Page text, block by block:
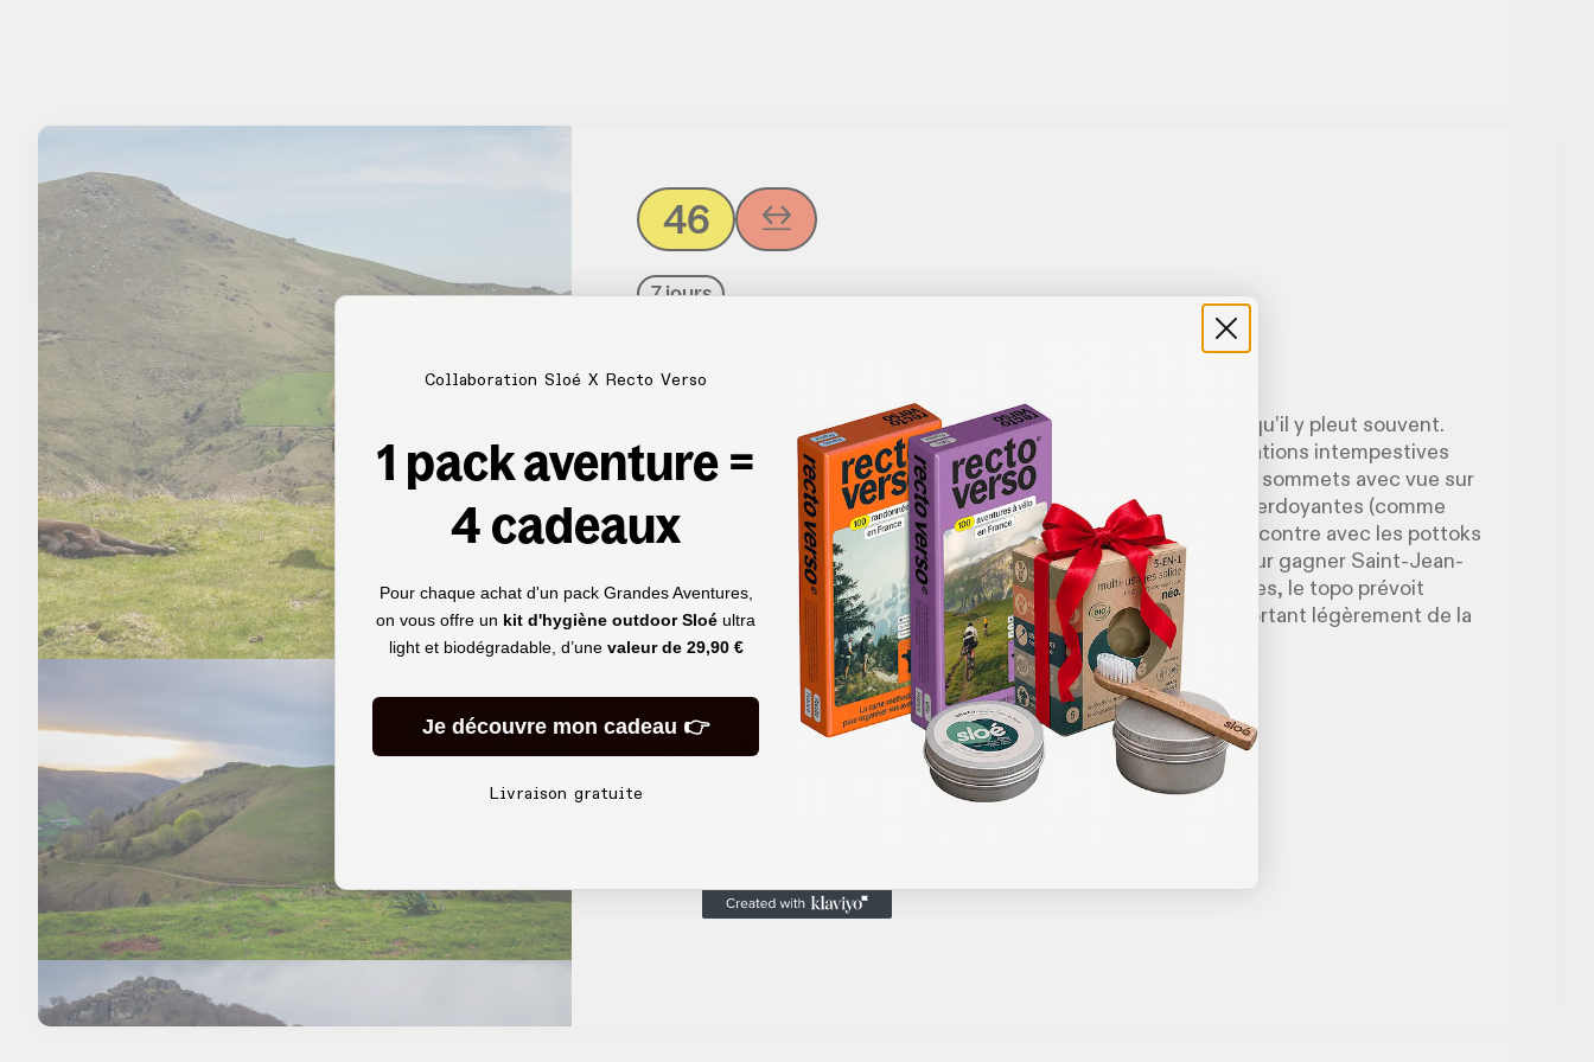
46
7 jours
Cape de pluie obligatoire ! Si le Pays basque est vert, c’est parce qu’il y pleut souvent.
Mais un bon équipement suffira à vous mettre à l’abri des précipitations intempestives
pour profiter des beautés de l’itinéraire : villages blancs et rouges, sommets avec vue sur
l’océan, vrais sentiers de montagne (parfois vertigineux), vallées verdoyantes (comme
celles des Aldudes, en dehors des sentiers battus), ou encore rencontre avec les pottoks
(prononcez « potioks »), ces chevaux basques un peu hirsutes. Pour gagner Saint-Jean-
Pied-de-Port, le rendez-vous de tous les pèlerins de Saint-Jacques, le topo prévoit
quelques bivouacs – que vous pourrez éviter en cas de pluie en sortant légèrement de la
trace.
Tracé itinéraire
Collaboration Sloé X Recto Verso
1 pack aventure =
4 cadeaux
Pour chaque achat d'un pack Grandes Aventures,
on vous offre un kit d'hygiène outdoor Sloé ultra
light et biodégradable, d’une valeur de 29,90 €
Je découvre mon cadeau 👉
Livraison gratuite